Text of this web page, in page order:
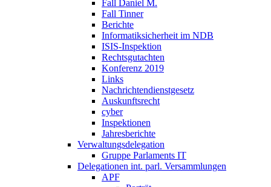
Fall Daniel M.
Fall Tinner
Berichte
Informatiksicherheit ­im NDB
ISIS-Inspektion
Rechtsgutachten
Konferenz 2019
Links
Nachrichtendienstgesetz
Auskunftsrecht
cyber
Inspektionen
Jahresberichte
Verwaltungsdelegation
Gruppe Parlaments IT
Delegationen int. parl. Versammlungen
APF